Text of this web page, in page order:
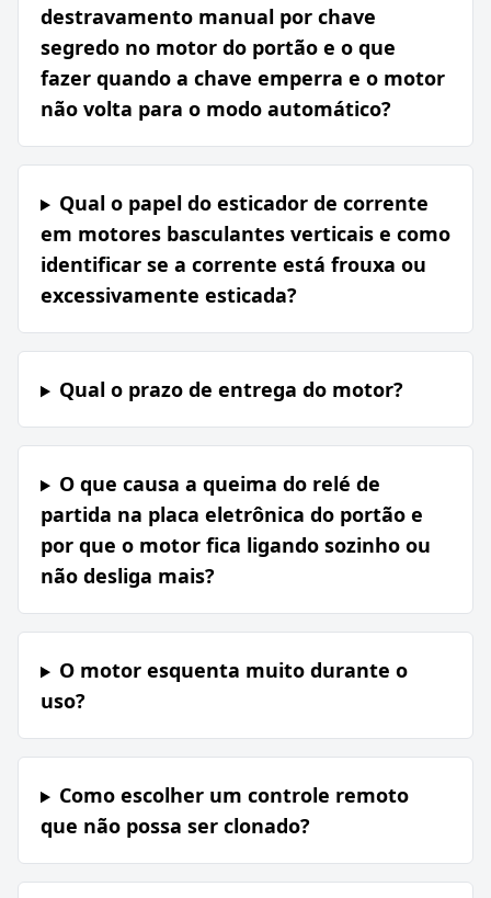
destravamento manual por chave
segredo no motor do portão e o que
fazer quando a chave emperra e o motor
não volta para o modo automático?
Qual o papel do esticador de corrente
em motores basculantes verticais e como
identificar se a corrente está frouxa ou
excessivamente esticada?
Qual o prazo de entrega do motor?
O que causa a queima do relé de
partida na placa eletrônica do portão e
por que o motor fica ligando sozinho ou
não desliga mais?
O motor esquenta muito durante o
uso?
Como escolher um controle remoto
que não possa ser clonado?